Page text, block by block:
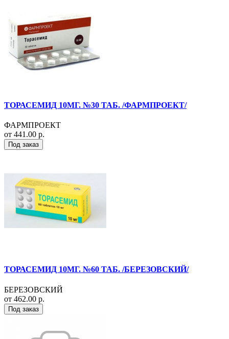
ТОРАСЕМИД 10МГ. №30 ТАБ. /ФАРМПРОЕКТ/
ФАРМПРОЕКТ
от 441.00 р.
Под заказ
ТОРАСЕМИД 10МГ. №60 ТАБ. /БЕРЕЗОВСКИЙ/
БЕРЕЗОВСКИЙ
от 462.00 р.
Под заказ